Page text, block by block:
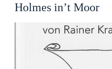
Holmes in’t Moor